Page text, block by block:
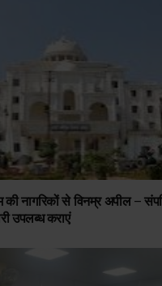
की नागरिकों से विनम्र अपील –
उपलब्ध कराएं